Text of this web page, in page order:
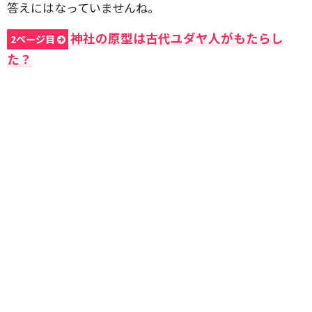
答えにはなっていませんね。
2ページ目
神社の原型は古代ユダヤ人がもたらし
た？